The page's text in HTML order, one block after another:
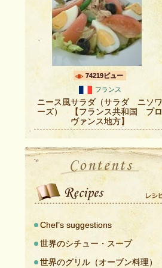
74219ビュー
フランス
ニース風サラダ（サラダ ニソワ
ーズ） 【フランス共和国 プロ
ヴァンス地方】
Chef’s suggestions
世界のシチュー・スープ
世界のグリル（オーブン料理）